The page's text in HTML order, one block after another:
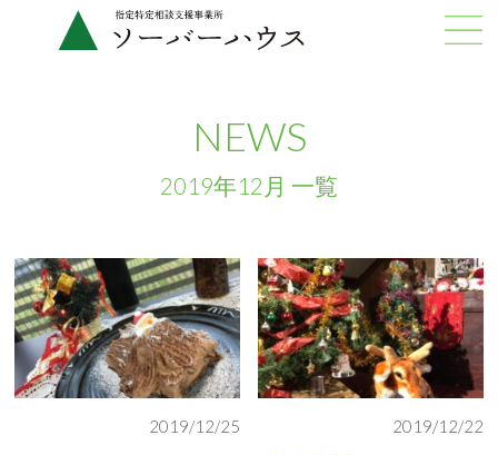
NEWS
2019年12月 一覧
2019/12/25 2019/12/22